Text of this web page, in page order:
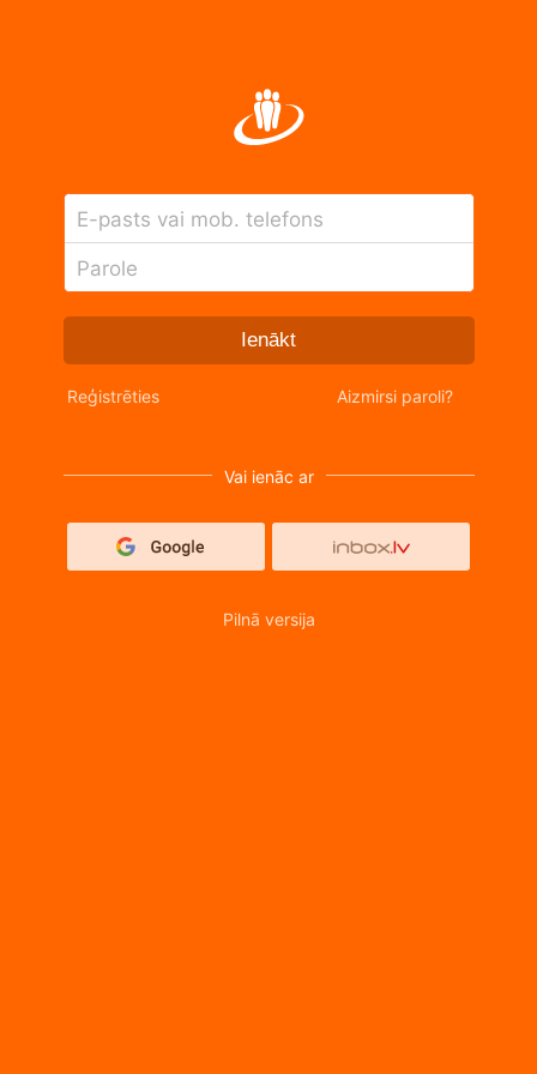
E-pasts vai mob. telefons
Parole
Ienākt
Reģistrēties Aizmirsi paroli?
Vai ienāc ar
Pilnā versija